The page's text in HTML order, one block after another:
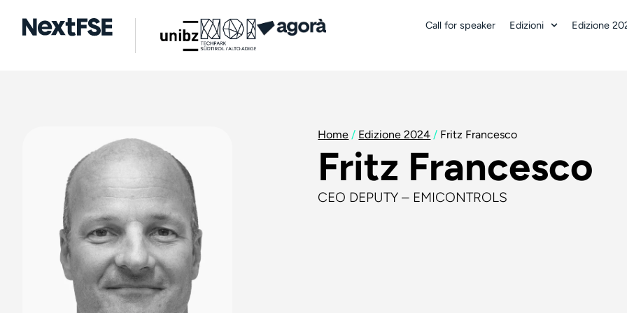
Call for speaker Edizioni Edizione
Home / Edizione 2024 / Fritz Francesco
Fritz Francesco
CEO DEPUTY – EMICONTROLS